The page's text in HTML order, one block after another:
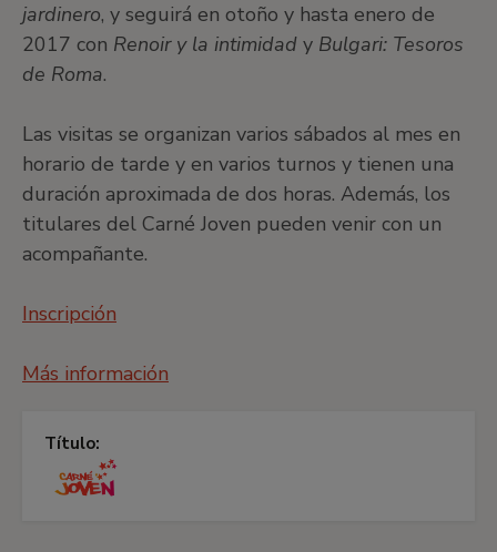
jardinero, y seguirá en otoño y hasta enero de
2017 con Renoir y la intimidad y Bulgari: Tesoros
de Roma.
Las visitas se organizan varios sábados al mes en
horario de tarde y en varios turnos y tienen una
duración aproximada de dos horas. Además, los
titulares del Carné Joven pueden venir con un
acompañante.
Inscripción
Más información
Título: